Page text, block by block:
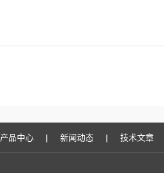
产品中心 | 新闻动态 | 技术文章